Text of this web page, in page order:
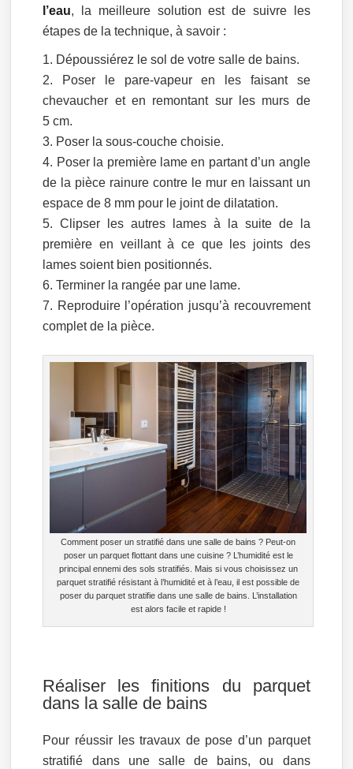
l’eau, la meilleure solution est de suivre les
étapes de la technique, à savoir :
Dépoussiérez le sol de votre salle de bains.
Poser le pare-vapeur en les faisant se
chevaucher et en remontant sur les murs de
5 cm.
Poser la sous-couche choisie.
Poser la première lame en partant d’un angle
de la pièce rainure contre le mur en laissant un
espace de 8 mm pour le joint de dilatation.
Clipser les autres lames à la suite de la
première en veillant à ce que les joints des
lames soient bien positionnés.
Terminer la rangée par une lame.
Reproduire l’opération jusqu’à recouvrement
complet de la pièce.
Comment poser un stratifié dans une salle de bains ? Peut-on
poser un parquet flottant dans une cuisine ? L’humidité est le
principal ennemi des sols stratifiés. Mais si vous choisissez un
parquet stratifié résistant à l’humidité et à l’eau, il est possible de
poser du parquet stratifie dans une salle de bains. L’installation
est alors facile et rapide !
Réaliser les finitions du parquet
dans la salle de bains
Pour réussir les travaux de pose d’un parquet
stratifié dans une salle de bains, ou dans